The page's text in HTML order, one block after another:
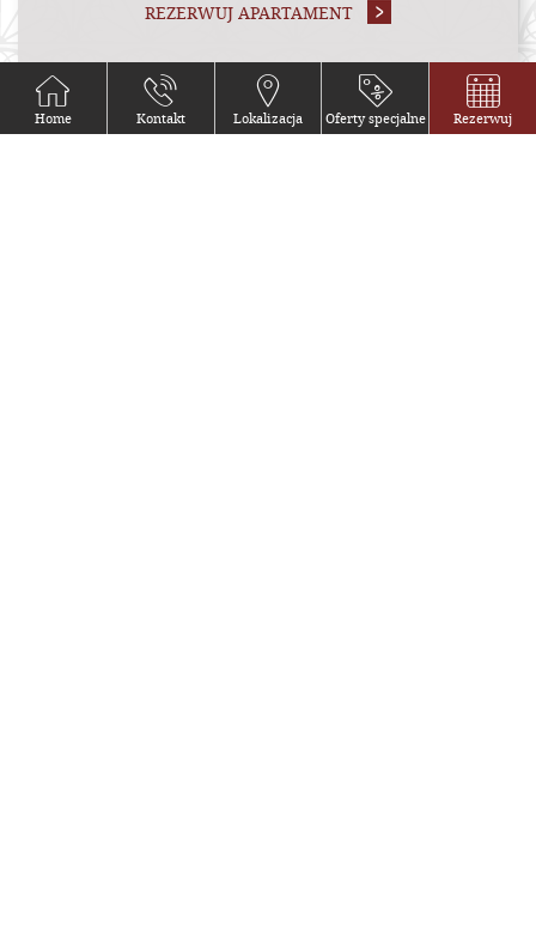
REZERWUJ APARTAMENT
Home Kontakt Lokalizacja Oferty specjalne Rezerwuj